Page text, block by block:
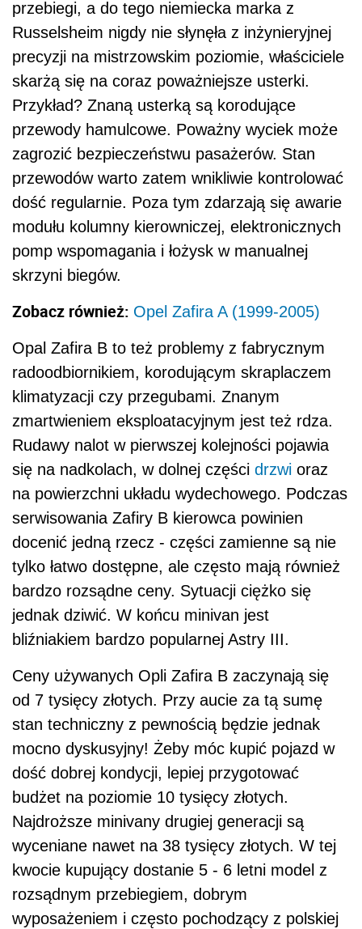
przebiegi, a do tego niemiecka marka z
Russelsheim nigdy nie słynęła z inżynieryjnej
precyzji na mistrzowskim poziomie, właściciele
skarżą się na coraz poważniejsze usterki.
Przykład? Znaną usterką są korodujące
przewody hamulcowe. Poważny wyciek może
zagrozić bezpieczeństwu pasażerów. Stan
przewodów warto zatem wnikliwie kontrolować
dość regularnie. Poza tym zdarzają się awarie
modułu kolumny kierowniczej, elektronicznych
pomp wspomagania i łożysk w manualnej
skrzyni biegów.
Zobacz również: Opel Zafira A (1999-2005)
Opal Zafira B to też problemy z fabrycznym
radoodbiornikiem, korodującym skraplaczem
klimatyzacji czy przegubami. Znanym
zmartwieniem eksploatacyjnym jest też rdza.
Rudawy nalot w pierwszej kolejności pojawia
się na nadkolach, w dolnej części drzwi oraz
na powierzchni układu wydechowego. Podczas
serwisowania Zafiry B kierowca powinien
docenić jedną rzecz - części zamienne są nie
tylko łatwo dostępne, ale często mają również
bardzo rozsądne ceny. Sytuacji ciężko się
jednak dziwić. W końcu minivan jest
bliźniakiem bardzo popularnej Astry III.
Ceny używanych Opli Zafira B zaczynają się
od 7 tysięcy złotych. Przy aucie za tą sumę
stan techniczny z pewnością będzie jednak
mocno dyskusyjny! Żeby móc kupić pojazd w
dość dobrej kondycji, lepiej przygotować
budżet na poziomie 10 tysięcy złotych.
Najdroższe minivany drugiej generacji są
wyceniane nawet na 38 tysięcy złotych. W tej
kwocie kupujący dostanie 5 - 6 letni model z
rozsądnym przebiegiem, dobrym
wyposażeniem i często pochodzący z polskiej